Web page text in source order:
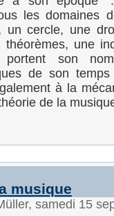
les domaines
un cercle, une
théorèmes, une
portent son
de son
à la
de la
musique
samedi 15